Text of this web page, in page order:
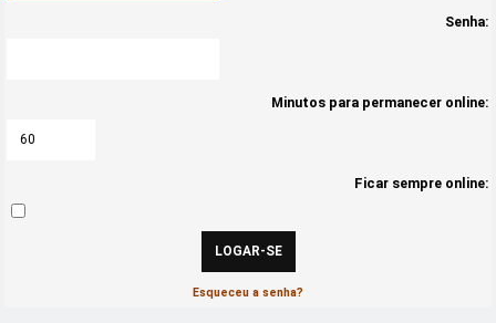
Senha:
Minutos para permanecer online:
Ficar sempre online:
Esqueceu a senha?